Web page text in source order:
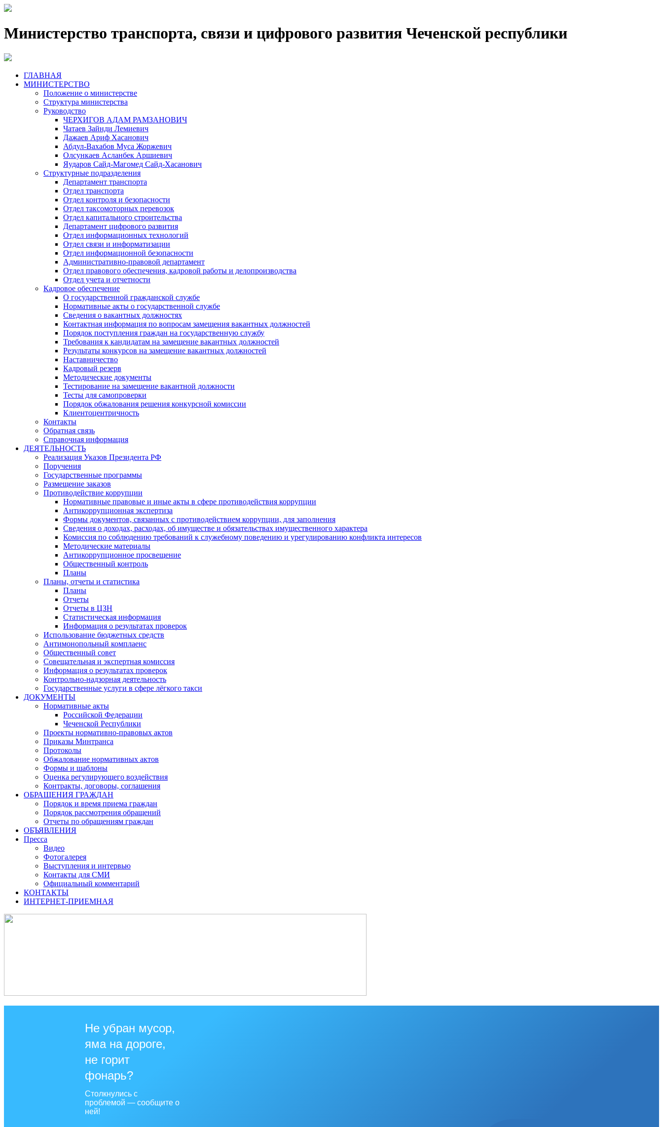
Министерство транспорта, связи и цифрового развития Чеченской республики
ГЛАВНАЯ
МИНИСТЕРСТВО
Положение о министерстве
Структура министерства
Руководство
ЧЕРХИГОВ АДАМ РАМЗАНОВИЧ
Чатаев Зайнди Лемиевич
Дажаев Ариф Хасанович
Абдул-Вахабов Муса Жоржевич
Олсункаев Асланбек Аршиевич
Яударов Сайд-Магомед Сайд-Хасанович
Структурные подразделения
Департамент транспорта
Отдел транспорта
Отдел контроля и безопасности
Отдел таксомоторных перевозок
Отдел капитального строительства
Департамент цифрового развития
Отдел информационных технологий
Отдел связи и информатизации
Отдел информационной безопасности
Административно-правовой департамент
Отдел правового обеспечения, кадровой работы и делопроизводства
Отдел учета и отчетности
Кадровое обеспечение
О государственной гражданской службе
Нормативные акты о государственной службе
Сведения о вакантных должностях
Контактная информация по вопросам замещения вакантных должностей
Порядок поступления граждан на государственную службу
Требования к кандидатам на замещение вакантных должностей
Результаты конкурсов на замещение вакантных должностей
Наставничество
Кадровый резерв
Методические документы
Тестирование на замещение вакантной должности
Тесты для самопроверки
Порядок обжалования решения конкурсной комиссии
Клиентоцентричность
Контакты
Обратная связь
Справочная информация
ДЕЯТЕЛЬНОСТЬ
Реализация Указов Президента РФ
Поручения
Государственные программы
Размещение заказов
Противодействие коррупции
Нормативные правовые и иные акты в сфере противодействия коррупции
Антикоррупционная экспертиза
Формы документов, связанных с противодействием коррупции, для заполнения
Сведения о доходах, расходах, об имуществе и обязательствах имущественного характера
Комиссия по соблюдению требований к служебному поведению и урегулированию конфликта интересов
Методические материалы
Антикоррупционное просвещение
Общественный контроль
Планы
Планы, отчеты и статистика
Планы
Отчеты
Отчеты в ЦЗН
Статистическая информация
Информация о результатах проверок
Использование бюджетных средств
Антимонопольный комплаенс
Общественный совет
Совещательная и экспертная комиссия
Информация о результатах проверок
Контрольно-надзорная деятельность
Государственные услуги в сфере лёгкого такси
ДОКУМЕНТЫ
Нормативные акты
Российской Федерации
Чеченской Республики
Проекты нормативно-правовых актов
Приказы Минтранса
Протоколы
Обжалование нормативных актов
Формы и шаблоны
Оценка регулирующего воздействия
Контракты, договоры, соглашения
ОБРАЩЕНИЯ ГРАЖДАН
Порядок и время приема граждан
Порядок рассмотрения обращений
Отчеты по обращениям граждан
ОБЪЯВЛЕНИЯ
Пресса
Видео
Фотогалерея
Выступления и интервью
Контакты для СМИ
Официальный комментарий
КОНТАКТЫ
ИНТЕРНЕТ-ПРИЕМНАЯ
Не убран мусор,
яма на дороге,
не горит
фонарь?
Столкнулись с
проблемой — сообщите о
ней!